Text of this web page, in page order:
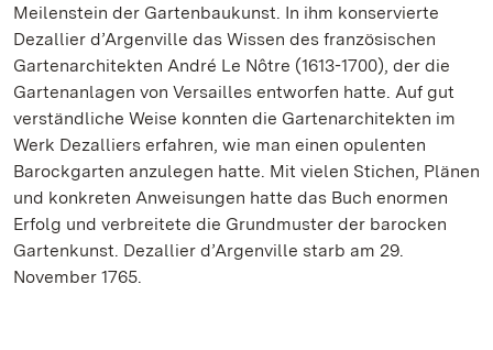
Meilenstein der Gartenbaukunst. In ihm konservierte
Dezallier d’Argenville das Wissen des französischen
Gartenarchitekten André Le Nôtre (1613-1700), der die
Gartenanlagen von Versailles entworfen hatte. Auf gut
verständliche Weise konnten die Gartenarchitekten im
Werk Dezalliers erfahren, wie man einen opulenten
Barockgarten anzulegen hatte. Mit vielen Stichen, Plänen
und konkreten Anweisungen hatte das Buch enormen
Erfolg und verbreitete die Grundmuster der barocken
Gartenkunst. Dezallier d’Argenville starb am 29.
November 1765.